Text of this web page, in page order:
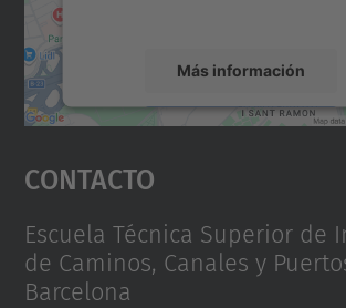
Más información
Aceptar
powered by
Contacto
Escuela Técnica Superior de
de Caminos, Canales y
Barcelona